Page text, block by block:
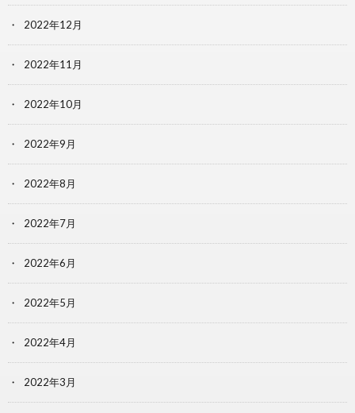
2022年12月
2022年11月
2022年10月
2022年9月
2022年8月
2022年7月
2022年6月
2022年5月
2022年4月
2022年3月